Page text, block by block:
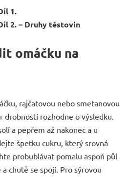
1.
2. – Druhy těstovin
omáčku na
rajčatovou nebo smetanovou
drobností rozhodne o výsledku.
a pepřem až nakonec a u
špetku cukru, který srovná
probublávat pomalu aspoň půl
chutě se spojí. Pro sýrovou